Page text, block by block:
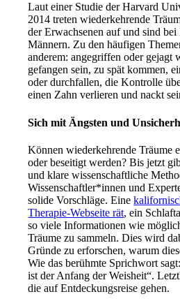
Laut einer Studie der Harvard
2014 treten wiederkehrende
der Erwachsenen auf und sind
Männern. Zu den häufigen
anderem: angegriffen oder gejagt
gefangen sein, zu spät kommen,
oder durchfallen, die Kontrolle
einen Zahn verlieren und nackt
Sich mit Ängsten und
Können wiederkehrende Träume
oder beseitigt werden? Bis jetzt
und klare wissenschaftliche
Wissenschaftler*innen und
solide Vorschläge. Eine
Therapie-Webseite rät, ein
so viele Informationen wie
Träume zu sammeln. Dies wird
Gründe zu erforschen, warum
Wie das berühmte Sprichwort
ist der Anfang der Weisheit“.
die auf Entdeckungsreise gehen.